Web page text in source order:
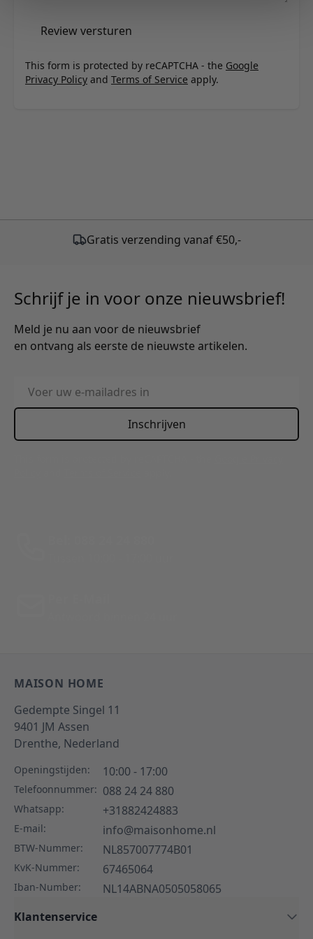
Review versturen
This form is protected by reCAPTCHA - the Google
Privacy Policy and Terms of Service apply.
Schrijf je in voor onze nieuwsbrief!
Meld je nu aan voor de nieuwsbrief
en ontvang als eerste de nieuwste artikelen.
E-mailadres
Inschrijven
MAISON HOME
Gedempte Singel 11
9401 JM Assen
Drenthe, Nederland
Openingstijden: 10:00 - 17:00
Telefoonnummer: 088 24 24 880
Whatsapp: +31882424883
E-mail: info@maisonhome.nl
BTW-Nummer: NL857007774B01
KvK-Nummer: 67465064
Iban-Number:
NL14ABNA0505058065
Klantenservice